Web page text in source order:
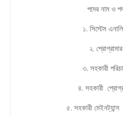
পদের নাম ও
১. সিস্টেম
২.
৩. সহকারী
৪. সহকারী
৫. সহকারী মেইনট্যান্স